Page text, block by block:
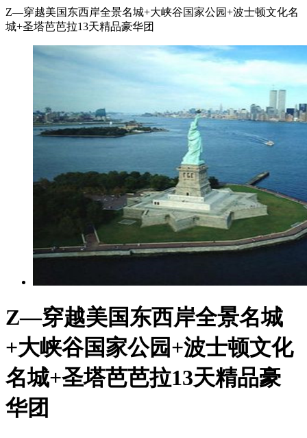
Z—穿越美国东西岸全景名城+大峡谷国家公园+波士顿文化名
城+圣塔芭芭拉13天精品豪华团
Z—穿越美国东西岸全景名城
+大峡谷国家公园+波士顿文化
名城+圣塔芭芭拉13天精品豪
华团